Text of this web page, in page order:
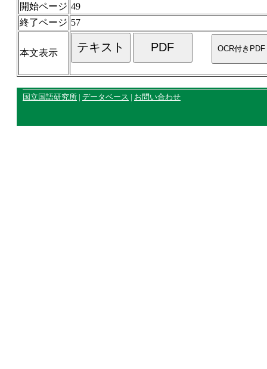
開始ページ 49
終了ページ 57
本文表示
国立国語研究所 | データベース | お問い合わせ